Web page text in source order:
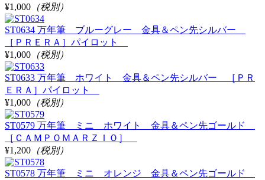
¥1,000 （税別）
ST0634 万年筆 ブルーグレー 金具＆ペン先シルバー
［ＰＲＥＲＡ］パイロット
¥1,000 （税別）
ST0633 万年筆 ホワイト 金具＆ペン先シルバー ［ＰＲ
ＥＲＡ］パイロット
¥1,000 （税別）
ST0579 万年筆 ミニ ホワイト 金具＆ペン先ゴールド
［ＣＡＭＰＯＭＡＲＺＩＯ］
¥1,200 （税別）
ST0578 万年筆 ミニ オレンジ 金具＆ペン先ゴールド